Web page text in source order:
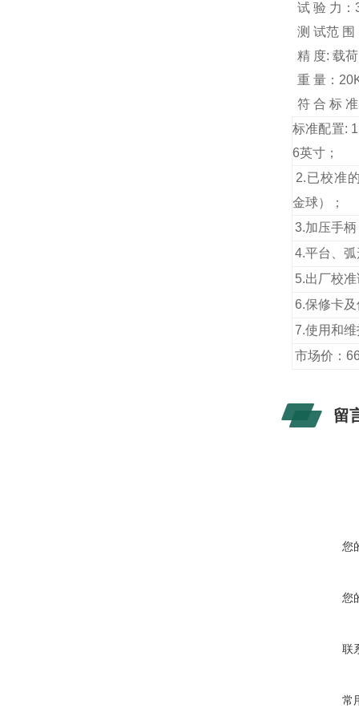
试 验 力：
测 试范
精 度: 载
重 量：
符 合 标
标准配置:
6英寸；
2.已校准
金球）；
3.加压手柄
4.平台、
5.出厂校
6.保修卡
7.使用和
市场价：
留
您
您
联
常